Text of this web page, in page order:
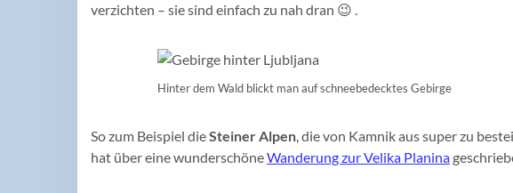
verzichten – sie sind einfach zu nah dran 😉 .
Hinter dem Wald blickt man auf schneebedecktes Gebirge
So zum Beispiel dieSteiner Alpen, die von Kamnik aus super zu
hat über eine wunderschöneWanderung zur Velika Planina